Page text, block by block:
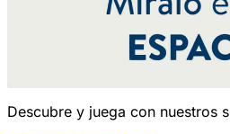
Descubre y juega con nuestros